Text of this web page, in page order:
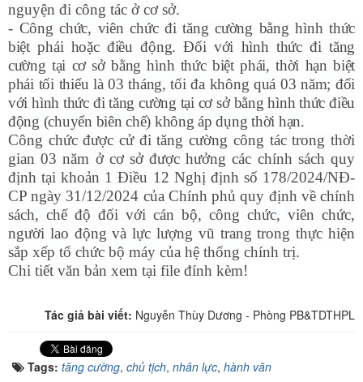
nguyện đi công tác ở cơ sở.
- Công chức, viên chức đi tăng cường bằng hình thức
biệt phái hoặc điều động. Đối với hình thức đi tăng
cường tại cơ sở bằng hình thức biệt phái, thời hạn biệt
phái tối thiểu là 03 tháng, tối đa không quá 03 năm; đối
với hình thức đi tăng cường tại cơ sở bằng hình thức điều
động (chuyển biên chế) không áp dụng thời hạn.
Công chức được cử đi tăng cường công tác trong thời
gian 03 năm ở cơ sở được hưởng các chính sách quy
định tại khoản 1 Điều 12 Nghị định số 178/2024/NĐ-
CP ngày 31/12/2024 của Chính phủ quy định về chính
sách, chế độ đối với cán bộ, công chức, viên chức,
người lao động và lực lượng vũ trang trong thực hiện
sắp xếp tổ chức bộ máy của hệ thống chính trị.
Chi tiết văn bản xem tại file đính kèm!
Tác giả bài viết: Nguyễn Thùy Dương - Phòng PB&TDTHPL
Tags: tăng cường, chủ tịch, nhân lực, hành văn